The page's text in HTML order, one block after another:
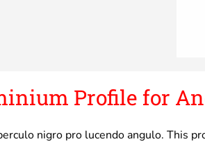
Profile for
nigro pro lucendo angulo. This